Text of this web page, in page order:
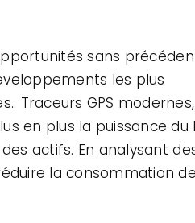
sans
les plus
Traceurs GPS
en plus la puissance du
actifs. En analysant
la consommation de